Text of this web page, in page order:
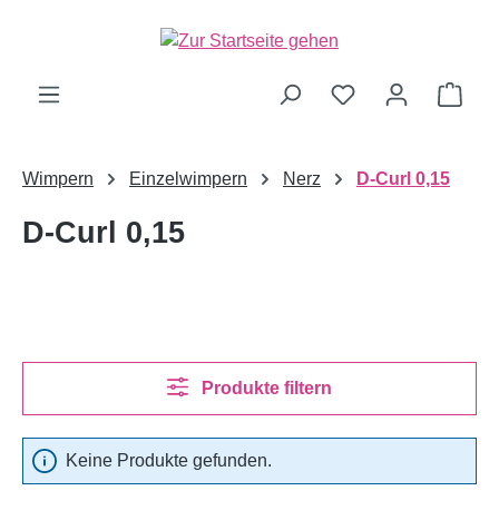
Wimpern Einzelwimpern Nerz D-Curl 0,15
D-Curl 0,15
Produkte filtern
Keine Produkte gefunden.